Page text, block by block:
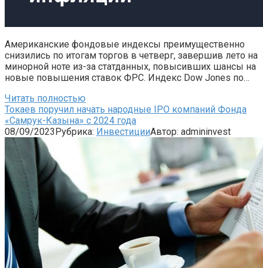
Американские фондовые индексы преимущественно
снизились по итогам торгов в четверг, завершив лето на
минорной ноте из-за статданных, повысивших шансы на
новые повышения ставок ФРС. Индекс Dow Jones по…
Читать полностью
Токаев поручил начать народные IPO компаний Фонда
«Самрук-Казына» с 2024 года
08/09/2023Рубрика: ИнвестицииАвтор: admininvest